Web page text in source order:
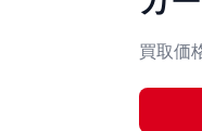
買取価